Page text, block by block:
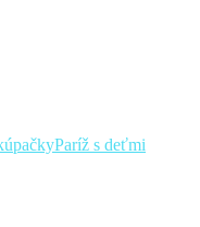
Paríž s deťmi